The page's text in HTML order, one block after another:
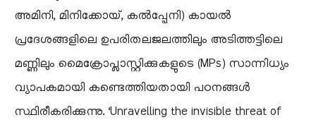
അമിനി, മിനിക്കോയ്, കൽപ്പേനി) കായൽ
പ്രദേശങ്ങളിലെ ഉപരിതലജലത്തിലും അടിത്തട്ടിലെ
മണ്ണിലും മൈക്രോപ്ലാസ്റ്റിക്കുകളുടെ (MPs) സാന്നിധ്യം
വ്യാപകമായി കണ്ടെത്തിയതായി പഠനങ്ങൾ
സ്ഥിരീകരിക്കുന്നു. ‘Unravelling the invisible threat of